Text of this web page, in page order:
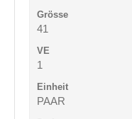
41
1
PAAR